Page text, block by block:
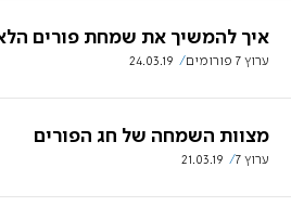
איך להמשיך את שמחת פורים
ערוץ 7 פורומים 24.03.19
מצוות השמחה של חג הפורים
ערוץ 7 21.03.19